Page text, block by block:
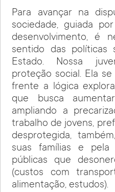
Para avançar na
sociedade, guiada
desenvolvimento, é
sentido das
Estado. Nossa
proteção social. Ela
frente a lógica
que busca
ampliando a
trabalho de jovens,
desprotegida,
suas famílias e pela
públicas que
(custos com
alimentação, estudos).